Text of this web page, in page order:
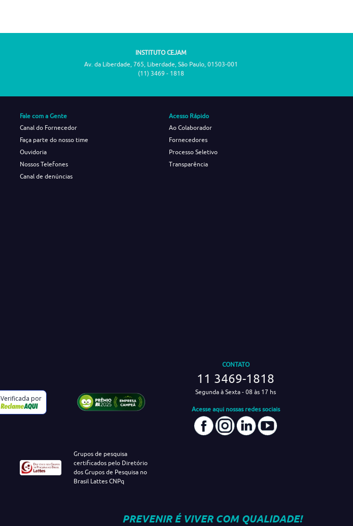
INSTITUTO CEJAM
Av. da Liberdade, 765, Liberdade, São Paulo, 01503-001
(11) 3469 - 1818
Fale com a Gente
Canal do Fornecedor
Faça parte do nosso time
Ouvidoria
Nossos Telefones
Canal de denúncias
Acesso Rápido
Ao Colaborador
Fornecedores
Processo Seletivo
Transparência
Verificada por
CONTATO
11 3469-1818
Segunda à Sexta - 08 às 17 hs
Acesse aqui nossas redes sociais
Grupos de pesquisa
certificados pelo Diretório
dos Grupos de Pesquisa no
Brasil Lattes CNPq
PREVENIR É VIVER COM QUALIDADE!